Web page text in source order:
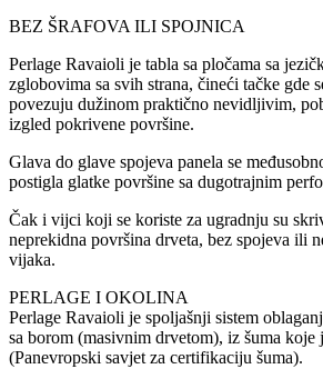
BEZ ŠRAFOVA ILI SPOJNICA
Perlage Ravaioli je tabla sa pločama sa
zglobovima sa svih strana, čineći tačke gde
povezuju dužinom praktično nevidljivim,
izgled pokrivene površine.
Glava do glave spojeva panela se
postigla glatke površine sa dugotrajnim
Čak i vijci koji se koriste za ugradnju su
neprekidna površina drveta, bez spojeva ili
vijaka.
PERLAGE I OKOLINA
Perlage Ravaioli je spoljašnji sistem
sa borom (masivnim drvetom), iz šuma koje
(Panevropski savjet za certifikaciju šuma).